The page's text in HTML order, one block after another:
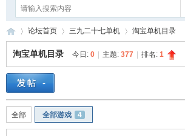
»
论坛首页 三九二十七单机 淘宝单机目录
淘宝单机目录 今日: 0 主题: 377 排名: 1
全部 全部游戏 4